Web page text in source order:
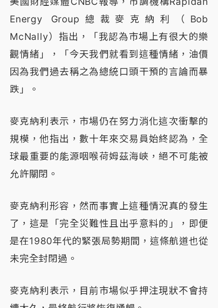
Energy Group總裁麥克納利（Bob
McNally）指出，「我認為市場上有很大的樂
觀情緒」，「今天我們就看到這種情緒，油價
因為我們過去稱之為總統口頭干預的言論而暴
跌」。
麥克納利表示，市場仍在努力消化這次衝擊的
規模，他指出，數十年來交易員始終認為，全
球最重要的能源咽喉荷姆茲海峽，絕不可能被
允許關閉。
麥克納利形容，然而事實上這種情況真的發生
了，這是「完全災難性且出乎意料的」，即便
是在1980年代的緊張局勢期間，這條航道也從
未完全封閉過。
麥克納利表示，目前市場似乎押注現狀不會持